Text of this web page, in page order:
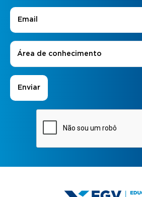
E-mail
Áreas de Interesse
Área de conhecimento